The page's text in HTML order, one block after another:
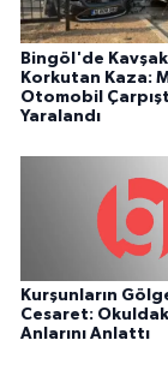
Bingöl'de
Korkutan Kaza:
Otomobil
Yaralandı
Kurşunların
Cesaret:
Anlarını Anlattı